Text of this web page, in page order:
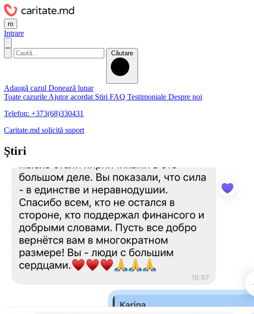
ro
Intrare
Căutare
Adaugă cazul Donează lunar
Toate cazurile Ajutor acordat Ştiri FAQ Testimoniale Despre noi
Telefon: +373(68)330431
Caritate.md solicită suport
Ştiri